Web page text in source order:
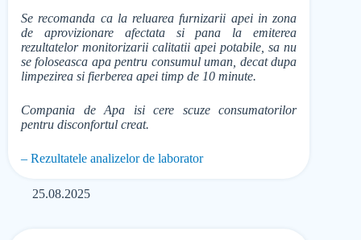
Se recomanda ca la reluarea furnizarii apei in zona
de aprovizionare afectata si pana la emiterea
rezultatelor monitorizarii calitatii apei potabile, sa nu
se foloseasca apa pentru consumul uman, decat dupa
limpezirea si fierberea apei timp de 10 minute.
Compania de Apa isi cere scuze consumatorilor
pentru disconfortul creat.
– Rezultatele analizelor de laborator
25.08.2025